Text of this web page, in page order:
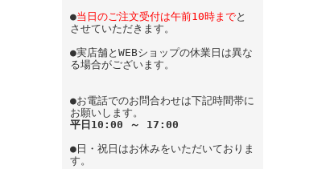
飲みきりサイズ
●当日のご注文受付は午前10時までと
させていただきます。
●実店舗とWEBショップの休業日は異な
る場合がございます。
●お電話でのお問合わせは下記時間帯に
お願いします。
平日10:00 ～ 17:00
●日・祝日はお休みをいただいておりま
す。